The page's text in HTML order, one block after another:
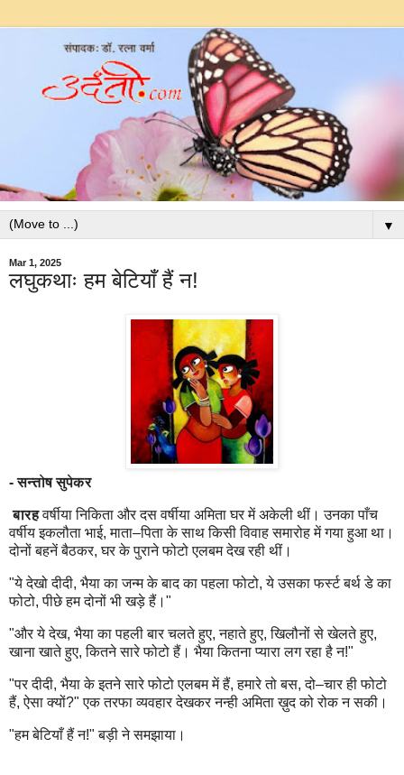
▼
Mar 1, 2025
लघुकथाः हम बेटियाँ हैं न!
- सन्तोष सुपेकर
बारहवर्षीया निकिता और दस वर्षीया अमिता घर में अकेली थीं। उनका पाँच
वर्षीय इकलौता भाई, माता–पिता के साथ किसी विवाह समारोह में गया हुआ था।
दोनों बहनें बैठकर, घर के पुराने फोटो एलबम देख रही थीं।
"ये देखो दीदी, भैया का जन्म के बाद का पहला फोटो, ये उसका फर्स्ट बर्थ डे का
फोटो, पीछे हम दोनों भी खड़े हैं।"
"और ये देख, भैया का पहली बार चलते हुए, नहाते हुए, खिलौनों से खेलते हुए,
खाना खाते हुए, कितने सारे फोटो हैं। भैया कितना प्यारा लग रहा है न!"
"पर दीदी, भैया के इतने सारे फोटो एलबम में हैं, हमारे तो बस, दो–चार ही फोटो
हैं, ऐसा क्यों?" एक तरफा व्यवहार देखकर नन्ही अमिता ख़ुद को रोक न सकी।
"हम बेटियाँ हैं न!" बड़ी ने समझाया।